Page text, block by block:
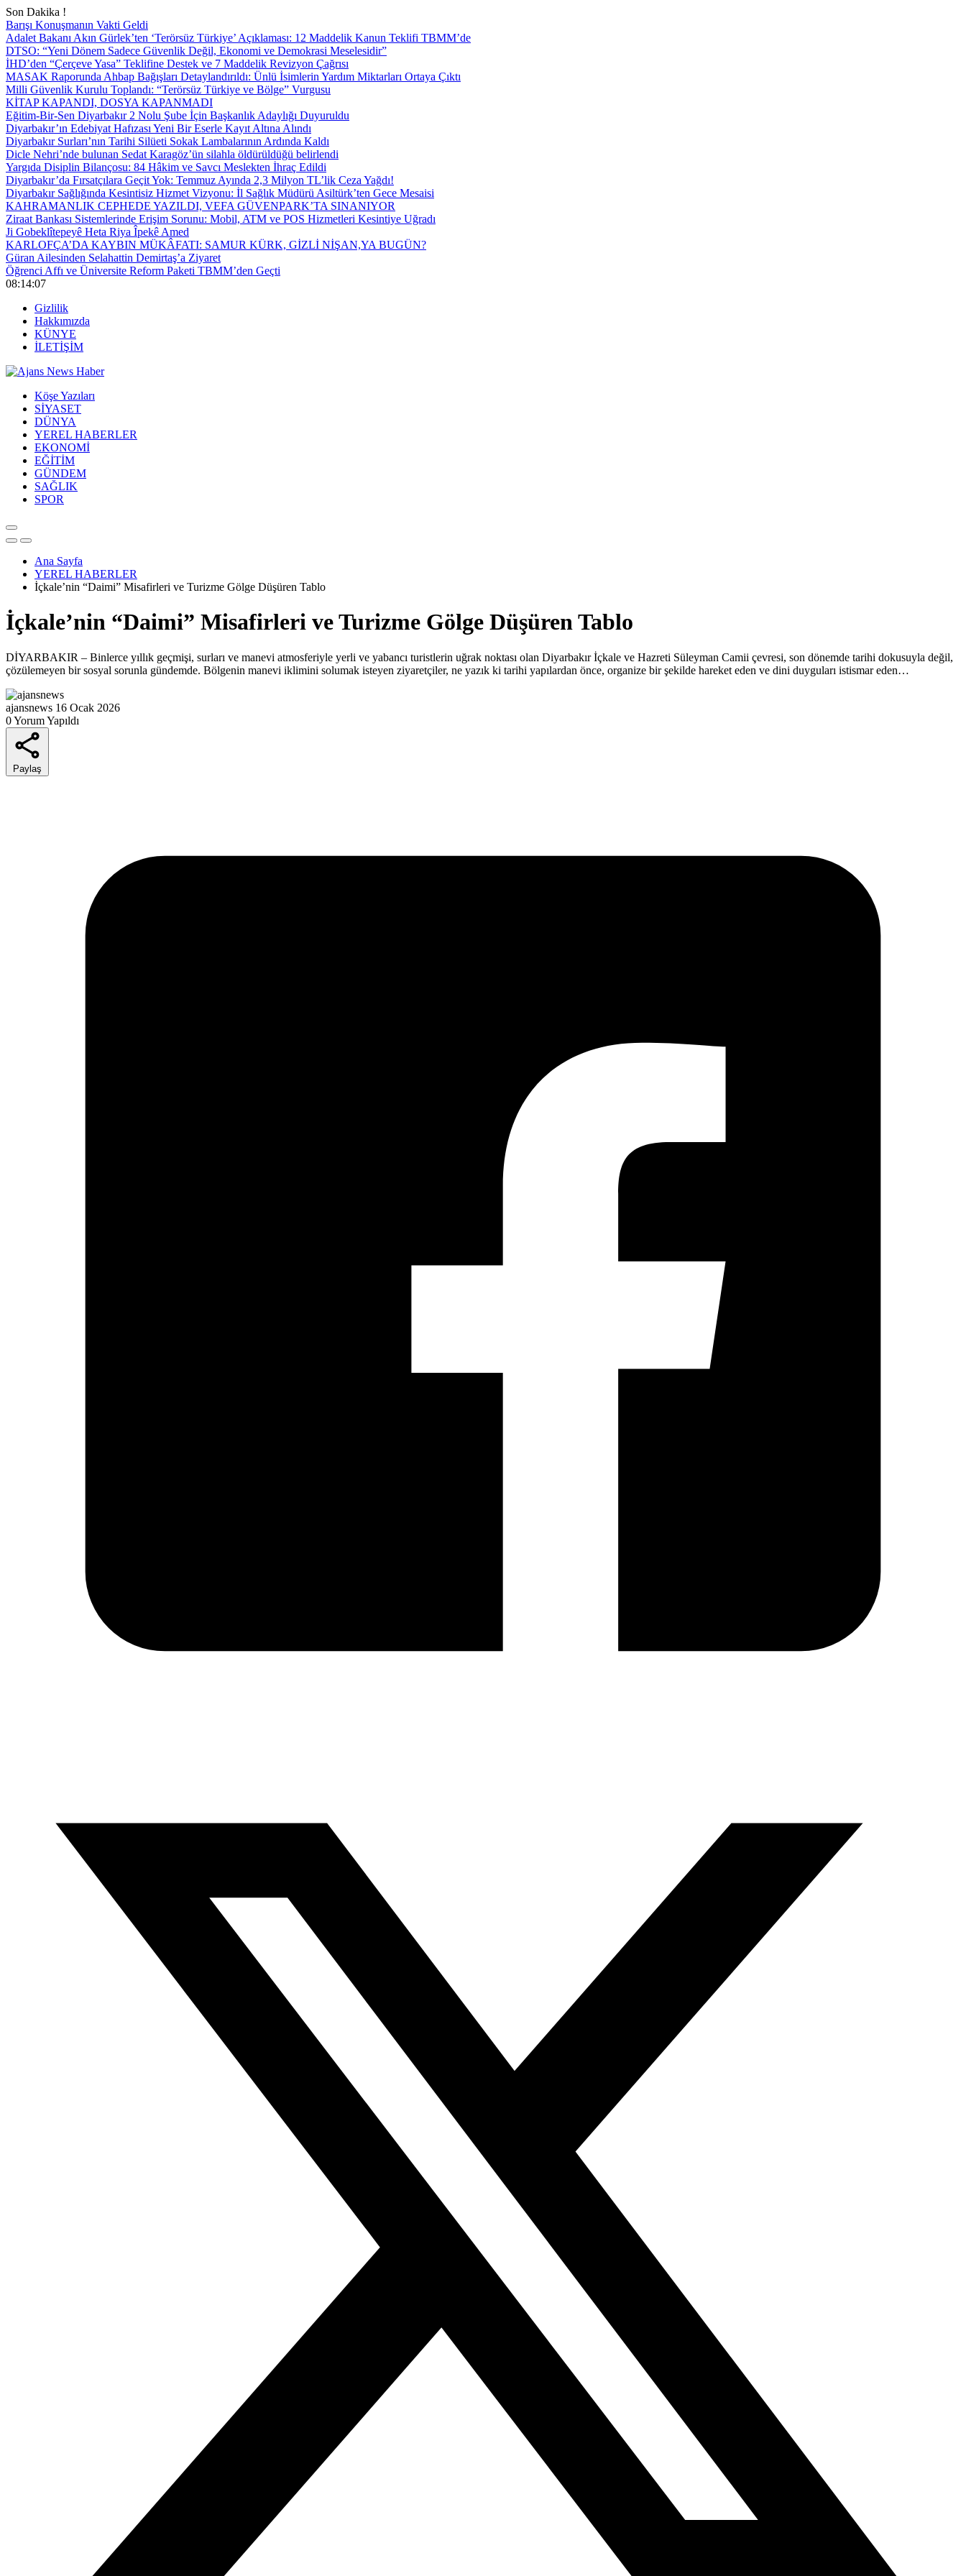
Son Dakika !
Barışı Konuşmanın Vakti Geldi
Adalet Bakanı Akın Gürlek’ten ‘Terörsüz Türkiye’ Açıklaması: 12 Maddelik Kanun Teklifi TBMM’de
DTSO: “Yeni Dönem Sadece Güvenlik Değil, Ekonomi ve Demokrasi Meselesidir”
İHD’den “Çerçeve Yasa” Teklifine Destek ve 7 Maddelik Revizyon Çağrısı
MASAK Raporunda Ahbap Bağışları Detaylandırıldı: Ünlü İsimlerin Yardım Miktarları Ortaya Çıktı
Milli Güvenlik Kurulu Toplandı: “Terörsüz Türkiye ve Bölge” Vurgusu
KİTAP KAPANDI, DOSYA KAPANMADI
Eğitim-Bir-Sen Diyarbakır 2 Nolu Şube İçin Başkanlık Adaylığı Duyuruldu
Diyarbakır’ın Edebiyat Hafızası Yeni Bir Eserle Kayıt Altına Alındı
Diyarbakır Surları’nın Tarihi Silüeti Sokak Lambalarının Ardında Kaldı
Dicle Nehri’nde bulunan Sedat Karagöz’ün silahla öldürüldüğü belirlendi
Yargıda Disiplin Bilançosu: 84 Hâkim ve Savcı Meslekten İhraç Edildi
Diyarbakır’da Fırsatçılara Geçit Yok: Temmuz Ayında 2,3 Milyon TL’lik Ceza Yağdı!
Diyarbakır Sağlığında Kesintisiz Hizmet Vizyonu: İl Sağlık Müdürü Asiltürk’ten Gece Mesaisi
KAHRAMANLIK CEPHEDE YAZILDI, VEFA GÜVENPARK’TA SINANIYOR
Ziraat Bankası Sistemlerinde Erişim Sorunu: Mobil, ATM ve POS Hizmetleri Kesintiye Uğradı
Ji Gobeklîtepeyê Heta Riya Îpekê Amed
KARLOFÇA’DA KAYBIN MÜKÂFATI: SAMUR KÜRK, GİZLİ NİŞAN,YA BUGÜN?
Güran Ailesinden Selahattin Demirtaş’a Ziyaret
Öğrenci Affı ve Üniversite Reform Paketi TBMM’den Geçti
08:14:08
Gizlilik
Hakkımızda
KÜNYE
İLETİŞİM
Köşe Yazıları
SİYASET
DÜNYA
YEREL HABERLER
EKONOMİ
EĞİTİM
GÜNDEM
SAĞLIK
SPOR
Ana Sayfa
YEREL HABERLER
İçkale’nin “Daimi” Misafirleri ve Turizme Gölge Düşüren Tablo
İçkale’nin “Daimi” Misafirleri ve Turizme Gölge Düşüren Tablo
DİYARBAKIR – Binlerce yıllık geçmişi, surları ve manevi atmosferiyle yerli ve yabancı turistlerin uğrak noktası olan Diyarbakır İçkale ve Hazreti Süleyman Camii çevresi, son dönemde tarihi dokusuyla değil,
çözülemeyen bir sosyal sorunla gündemde. Bölgenin manevi iklimini solumak isteyen ziyaretçiler, ne yazık ki tarihi yapılardan önce, organize bir şekilde hareket eden ve dini duyguları istismar eden…
ajansnews 16 Ocak 2026
0 Yorum Yapıldı
Paylaş